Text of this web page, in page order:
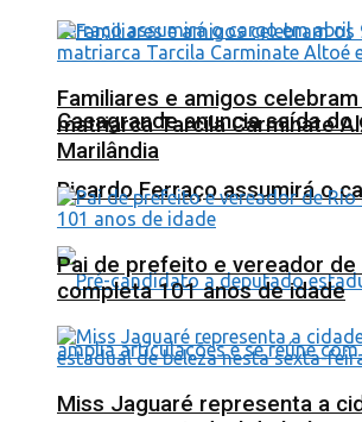
Casagrande anuncia saída do
Ricardo Ferraço assumirá o
Familiares e amigos
matriarca Tarcila Carminate
Marilândia
Pai de prefeito e vereador de
completa 101 anos de idade
Miss Jaguaré representa a